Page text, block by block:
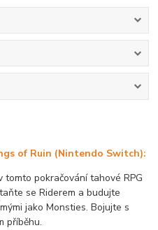
of Ruin (Nintendo Switch):
pokračování tahové RPG
se Riderem a budujte
jako Monsties. Bojujte s
příběhu.